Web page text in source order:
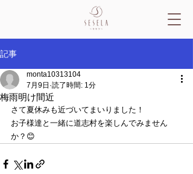
記事
梅雨明け間近
monta10313104
7月9日 読了時間: 1分
さて夏休みも近づいてまいりました！
お子様達と一緒に道志村を楽しんでみません
か？😊